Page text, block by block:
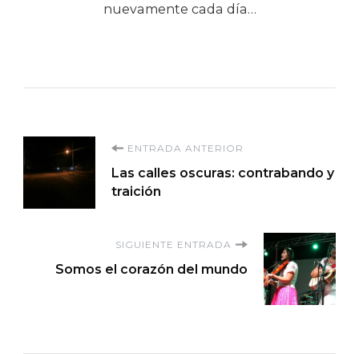
nuevamente cada día…
Navegación
de
entradas
ENTRADA ANTERIOR
Las calles oscuras: contrabando y
traición
SIGUIENTE ENTRADA
Somos el corazón del mundo